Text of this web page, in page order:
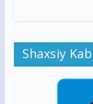
Shaxsiy